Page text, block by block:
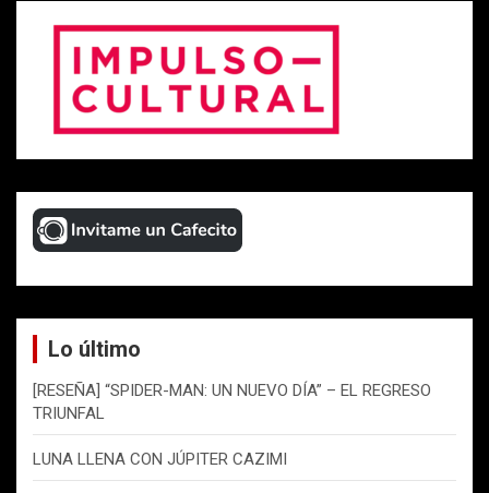
Lo último
[RESEÑA] “SPIDER-MAN: UN NUEVO DÍA” – EL REGRESO
TRIUNFAL
LUNA LLENA CON JÚPITER CAZIMI